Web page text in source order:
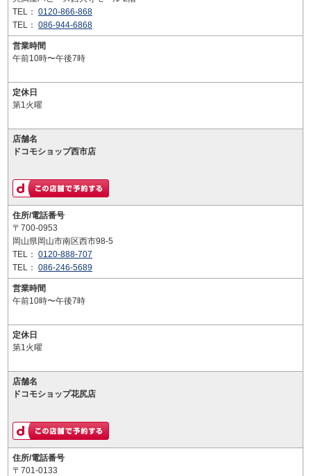
TEL： 0120-866-868
TEL： 086-944-6868
営業時間
午前10時〜午後7時
定休日
第1火曜
店舗名
ドコモショップ西市店
住所/電話番号
〒700-0953
岡山県岡山市南区西市98-5
TEL： 0120-888-707
TEL： 086-246-5689
営業時間
午前10時〜午後7時
定休日
第1火曜
店舗名
ドコモショップ花尻店
住所/電話番号
〒701-0133